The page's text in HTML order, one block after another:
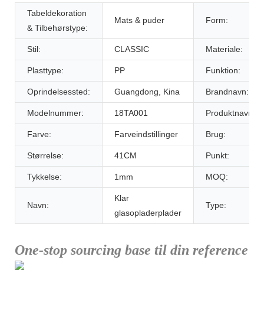
Tabeldekoration
& Tilbehørstype:
Mats & puder Form:
Stil: CLASSIC Materiale:
Plasttype: PP Funktion:
Oprindelsessted: Guangdong, Kina Brandnavn:
Modelnummer: 18TA001 Produktnavn:
Farve: Farveindstillinger Brug:
Størrelse: 41CM Punkt:
Tykkelse: 1mm MOQ:
Navn:
Klar
glasopladerplader
Type:
One-stop sourcing base til din reference